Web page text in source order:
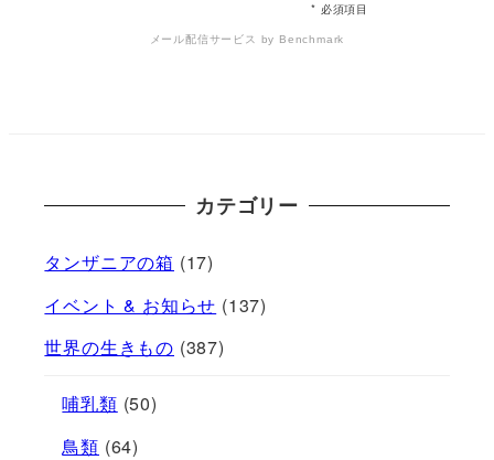
* 必須項目
メール配信サービス by Benchmark
カテゴリー
タンザニアの箱 (17)
イベント & お知らせ (137)
世界の生きもの (387)
哺乳類 (50)
鳥類 (64)